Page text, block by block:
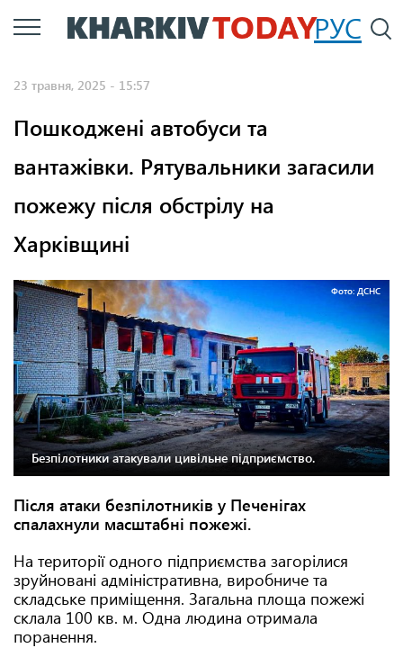
Перейти
до
РУС
23 травня, 2025 - 15:57
Пошкоджені автобуси та
вантажівки. Рятувальники загасили
пожежу після обстрілу на
Харківщині
Фото: ДСНС
Безпілотники атакували цивільне підприємство.
Після атаки безпілотників у Печенігах
спалахнули масштабні пожежі.
На території одного підприємства загорілися
зруйновані адміністративна, виробниче та
складське приміщення. Загальна площа пожежі
склала 100 кв. м. Одна людина отримала
поранення.